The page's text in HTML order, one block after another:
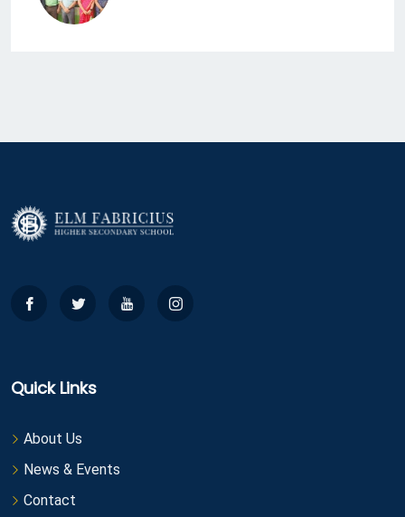
Quick Links
About Us
News & Events
Contact